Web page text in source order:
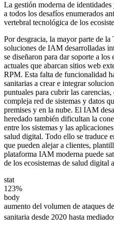
La gestión moderna de
a todos los desafíos enumerados
vertebral tecnológica de los
Por desgracia, la mayor parte de
soluciones de IAM desarrolladas
se diseñaron para dar soporte a los
actuales que abarcan sitios web
RPM. Esta falta de funcionalidad
sanitarias a crear e integrar
puntuales para cubrir las
compleja red de sistemas y datos
premises y en la nube. El IAM
heredado también dificultan la
entre los sistemas y las
salud digital. Todo ello se traduce
que pueden alejar a clientes,
plataforma IAM moderna puede
de los ecosistemas de salud digital
stat
123%
body
aumento del volumen de ataques
sanitaria desde 2020 hasta